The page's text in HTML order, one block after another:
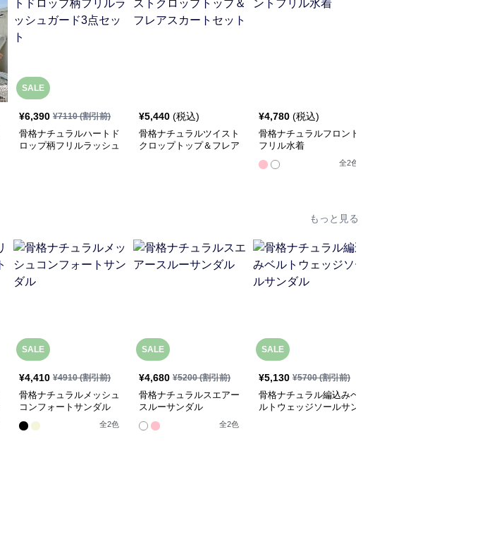
SALE
¥6,390 ¥7110(割引前)
骨格ナチュラルハートド
ロップ柄フリルラッシュ
¥5,440 (税込)
骨格ナチュラルツイスト
クロップトップ＆フレア
¥4,780 (税込)
骨格ナチュラルフロント
フリル水着
全2色
もっと見る
SALE
¥4,410 ¥4910(割引前)
骨格ナチュラルメッシュ
コンフォートサンダル
全2色
SALE
¥4,680 ¥5200(割引前)
骨格ナチュラルスエアー
スルーサンダル
全2色
SALE
¥5,130 ¥5700(割引前)
骨格ナチュラル編込みベ
ルトウェッジソールサン